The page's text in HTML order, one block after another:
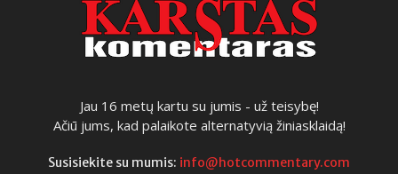
Jau 16 metų kartu su jumis - už teisybę!
Ačiū jums, kad palaikote alternatyvią žiniasklaidą!
Susisiekite su mumis: info@hotcommentary.com